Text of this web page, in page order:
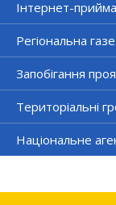
Інтернет-
Регіональна
Запобігання
Територіальні
Національне